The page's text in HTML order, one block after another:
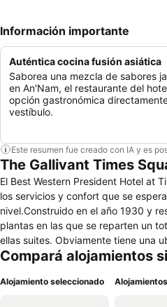
Información importante
Auténtica cocina fusión asiática
Saborea una mezcla de sabores
en An'Nam, el restaurante del
opción gastronómica
vestíbulo.
Este resumen fue creado con IA y es
The Gallivant Times
El Best Western President Hotel at
los servicios y confort que se
nivel.Construido en el año 1930 y
plantas en las que se reparten un
ellas suites. Obviamente tiene una
atractivo que atrae a gente de
climatizado y dispone de una
Compará alojamientos
Alojamiento seleccionado